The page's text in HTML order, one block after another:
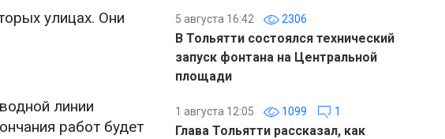
улицах. Они
линии
работ будет
5 августа 16:42 2306
В Тольятти состоялся технический
запуск фонтана на Центральной
площади
1 августа 12:05 1099 1
Глава Тольятти рассказал, как